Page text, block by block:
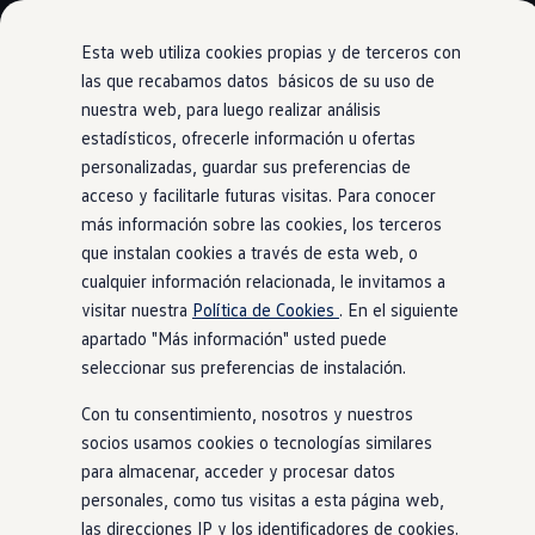
Esta web utiliza cookies propias y de terceros con
las que recabamos datos básicos de su uso de
nuestra web, para luego realizar análisis
estadísticos, ofrecerle información u ofertas
personalizadas, guardar sus preferencias de
acceso y facilitarle futuras visitas. Para conocer
más información sobre las cookies, los terceros
que instalan cookies a través de esta web, o
cualquier información relacionada, le invitamos a
visitar nuestra Política de Cookies . En el siguiente
apartado "Más información" usted puede
seleccionar sus preferencias de instalación.
Con tu consentimiento, nosotros y nuestros
socios usamos cookies o tecnologías similares
para almacenar, acceder y procesar datos
personales, como tus visitas a esta página web,
las direcciones IP y los identificadores de cookies.
Ir
directamente
al contenido
Ir
directamente
al pie de
página
Nuevo ID. Polo: El eléctrico para todos
Nuevo ID. Cross 100% eléctrico
Modelos 7 plazas
Descubre el nuevo Golf GTI 50 Aniversario
Gama Deportiva
Gama SUV de Volkswagen
Ofertas y promociones
Precios Especiales
Renueva tu Volkswagen
Trae un amigo a Volkswagen Canarias
Financiación Volkswagen
Volkswagen Flex & Serenity
Renting
Vehículos de ocasión
Concursos Volkswagen
Clientes
Buscador de Concesionarios
Atención al cliente
Accesorios
Guía de mantenimiento
Información Útil
Viajar en coche
Información
Chasis –tu apoyo
deportivo